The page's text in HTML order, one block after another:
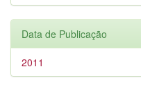
Data de Publicação
2011